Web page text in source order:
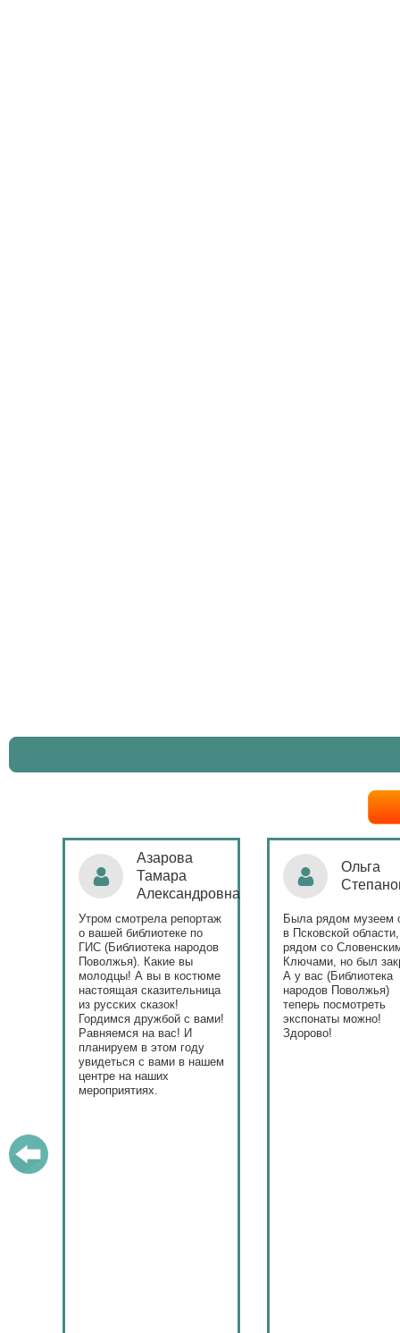
Ольга
Степанова
Была рядом музеем сето
в Псковской области,
рядом со Словенскими
Ключами, но был закрыт.
А у вас (Библиотека
народов Поволжья)
теперь посмотреть
экспонаты можно!
Здорово!
Наталья
Поздравляю
народов Поволжья с
уникальным стартом
тематического года!
и остальные
приносят людям